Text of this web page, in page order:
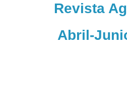
Revista
Abril-